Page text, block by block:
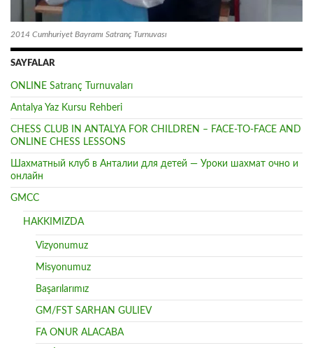
2014 Cumhuriyet Bayramı Satranç Turnuvası
SAYFALAR
ONLINE Satranç Turnuvaları
Antalya Yaz Kursu Rehberi
CHESS CLUB IN ANTALYA FOR CHILDREN – FACE-TO-FACE AND
ONLINE CHESS LESSONS
Шахматный клуб в Анталии для детей — Уроки шахмат очно и
онлайн
GMCC
HAKKIMIZDA
Vizyonumuz
Misyonumuz
Başarılarımız
GM/FST SARHAN GULIEV
FA ONUR ALACABA